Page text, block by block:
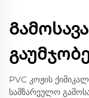
PVC კოჟის
სამზარეულო